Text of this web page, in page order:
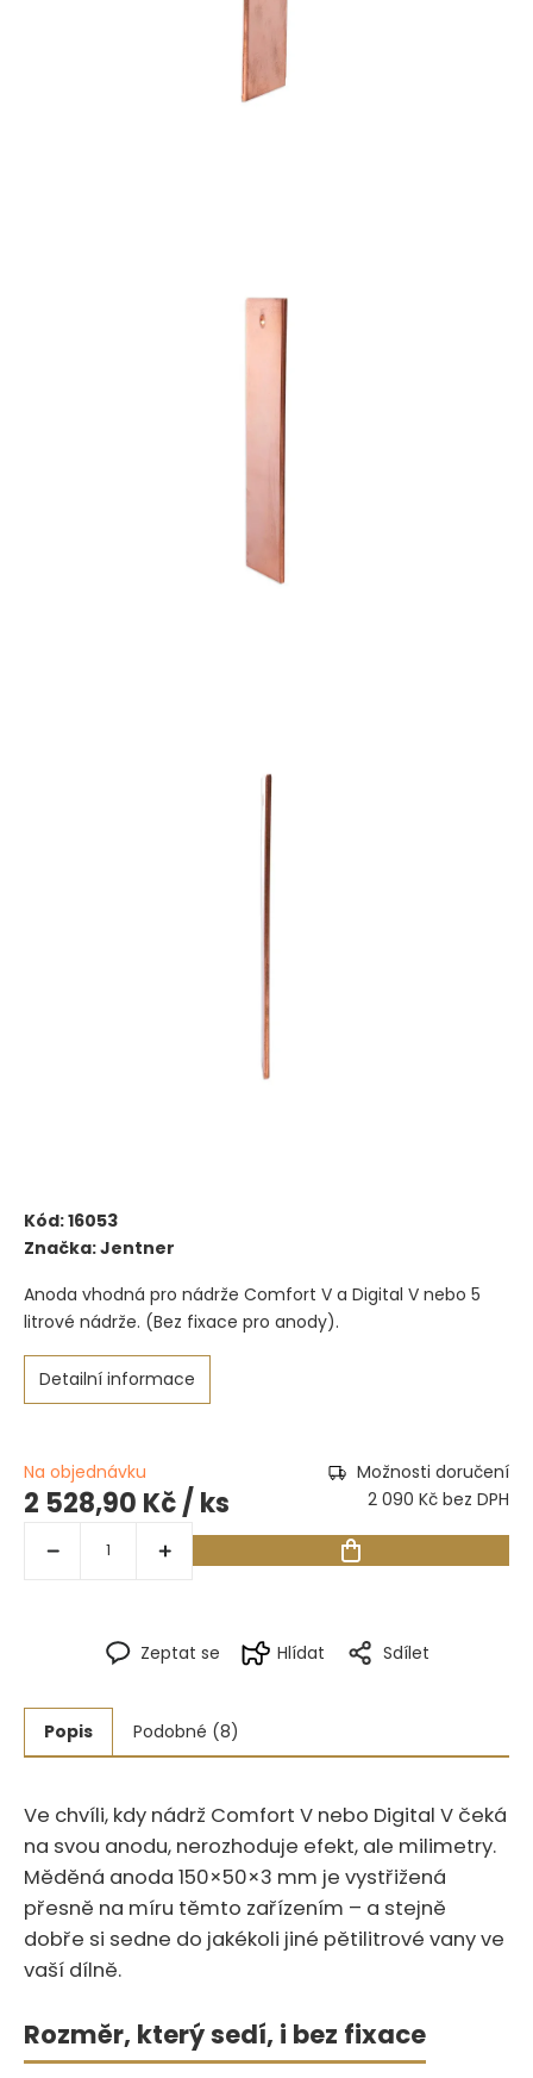
Kód:16053
Značka:Jentner
Anoda vhodná pro nádrže Comfort V a Digital V nebo 5
litrové nádrže. (Bez fixace pro anody).
Detailní informace
Zeptat se Hlídat Sdílet
Na objednávku Možnosti doručení
2 528,90 Kč/ ks 2 090 Kč bez DPH
Popis Podobné (8)
Ve chvíli, kdy nádrž Comfort V nebo Digital V čeká
na svou anodu, nerozhoduje efekt, ale milimetry.‍​‍‌​‌‌​‌‌​‌​‌​‌​​‌‌​​​​‌‌‌​‌‌​​‌‌​
Měděná anoda 150×50×3 mm je vystřižená
přesně na míru těmto zařízením – a stejně
dobře si sedne do jakékoli jiné pětilitrové vany ve
vaší dílně.
Rozměr, který sedí, i bez fixace